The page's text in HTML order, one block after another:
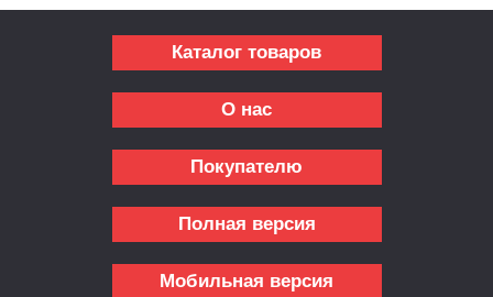
Каталог товаров
О нас
Покупателю
Полная версия
Мобильная версия